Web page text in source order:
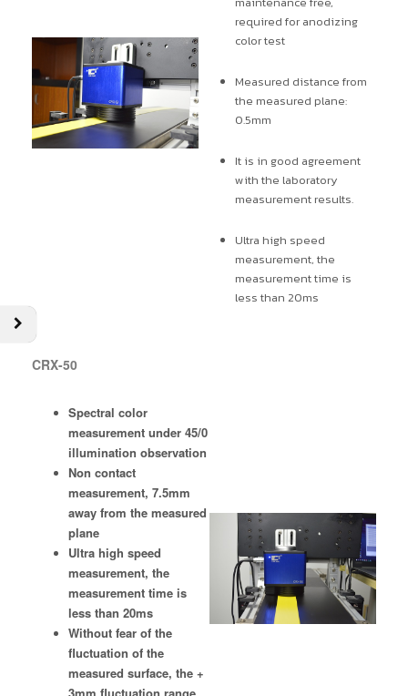
required for anodizing
color test
Measured distance from
the measured plane:
0.5mm
It is in good agreement
with the laboratory
measurement results.
Ultra high speed
measurement, the
measurement time is
less than 20ms
CRX-50
Spectral color
measurement under 45/0
illumination observation
Non contact
measurement, 7.5mm
away from the measured
plane
Ultra high speed
measurement, the
measurement time is
less than 20ms
Without fear of the
fluctuation of the
measured surface, the +